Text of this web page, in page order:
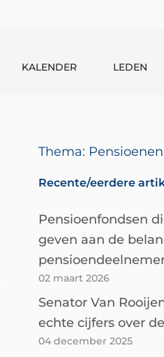
KALENDER LEDEN
Thema: Pensioenen
Recente/eerdere
Pensioenfondsen
geven aan de
02 maart 2026
Senator Van
echte cijfers over
04 december 2025